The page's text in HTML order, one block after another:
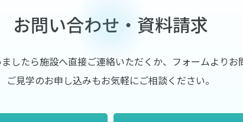
お問い合わせ・資料請求
したら施設へ直接ご連絡いただくか、フォームよりお
ご見学のお申し込みもお気軽にご相談ください。